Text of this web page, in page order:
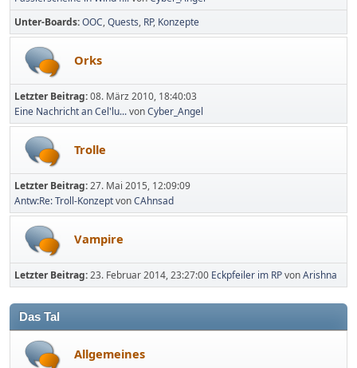
Unter-Boards OOC Quests RP Konzepte
Orks
Letzter Beitrag:08. März 2010, 18:40:03
Eine Nachricht an Cel'lu...vonCyber_Angel
Trolle
Letzter Beitrag:27. Mai 2015, 12:09:09
Antw:Re: Troll-KonzeptvonCAhnsad
Vampire
Letzter Beitrag:23. Februar 2014, 23:27:00 Eckpfeiler im RPvonArishna
Das Tal
Allgemeines